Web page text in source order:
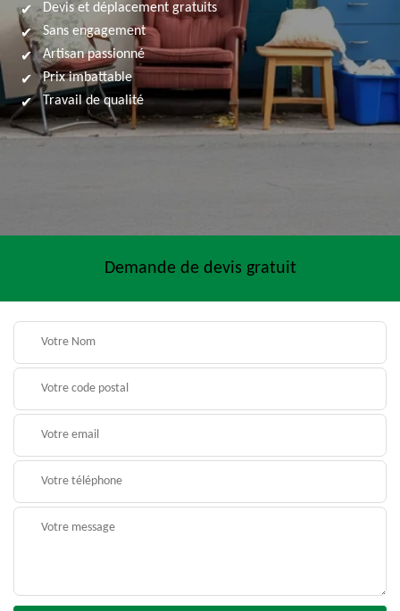
Devis et déplacement gratuits
Sans engagement
Artisan passionné
Prix imbattable
Travail de qualité
Demande de devis gratuit